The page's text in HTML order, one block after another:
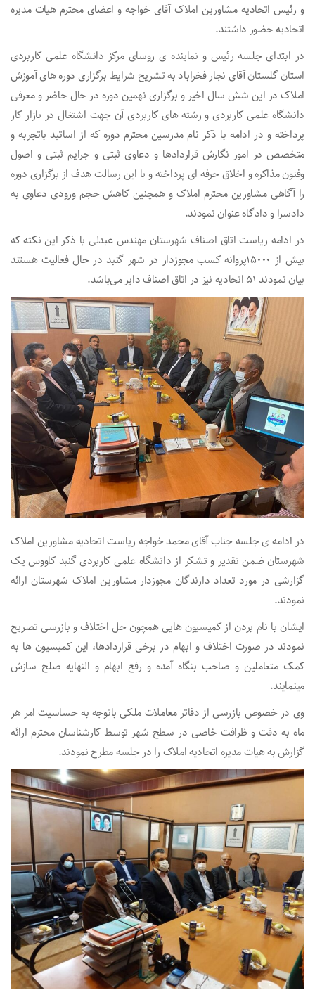
و رئیس اتحادیه مشاورین املاک آقای خواجه و اعضای محترم هیات مدیره
اتحادیه حضور داشتند.
در ابتدای جلسه رئیس و نماینده ی روسای مرکز دانشگاه علمی کاربردی
استان گلستان آقای نجار فخراباد به تشریح شرایط برگزاری دوره های آموزش
املاک در این شش سال اخیر و برگزاری نهمین دوره در حال حاضر و معرفی
دانشگاه علمی کاربردی و رشته های کاربردی آن جهت اشتغال در بازار کار
پرداخته و در ادامه با ذکر نام مدرسین محترم دوره که از اساتید باتجربه و
متخصص در امور نگارش قراردادها و دعاوی ثبتی و جرایم ثبتی و اصول
وفنون مذاکره و اخلاق حرفه ای پرداخته و با این رسالت هدف از برگزاری دوره
را آگاهی مشاورین محترم املاک و همچنین کاهش حجم ورودی دعاوی به
دادسرا و دادگاه عنوان نمودند.
در ادامه ریاست اتاق اصناف شهرستان مهندس عبدلی با ذکر این نکته که
بیش از ۱۵۰۰۰پروانه کسب مجوزدار در شهر گنبد در حال فعالیت هستند
بیان نمودند ۵۱ اتحادیه نیز در اتاق اصناف دایر می‌باشد.
در ادامه ی جلسه جناب آقای محمد خواجه ریاست اتحادیه مشاورین املاک
شهرستان ضمن تقدیر و تشکر از دانشگاه علمی کاربردی گنبد کاووس یک
گزارشی در مورد تعداد دارندگان مجوزدار مشاورین املاک شهرستان ارائه
نمودند.
ایشان با نام بردن از کمیسیون هایی همچون حل اختلاف و بازرسی تصریح
نمودند در صورت اختلاف و ابهام در برخی قراردادها، این کمیسیون ها به
کمک متعاملین و صاحب بنگاه آمده و رفع ابهام و النهایه صلح ‌سازش
مینمایند.
وی در خصوص بازرسی از دفاتر معاملات ملکی باتوجه به حساسیت امر هر
ماه به دقت و ظرافت خاصی در سطح شهر توسط کارشناسان محترم ارائه
گزارش به هیات مدیره اتحادیه املاک را در جلسه مطرح نمودند.